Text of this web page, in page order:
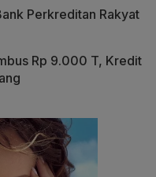
Perkreditan Rakyat
Rp 9.000 T, Kredit